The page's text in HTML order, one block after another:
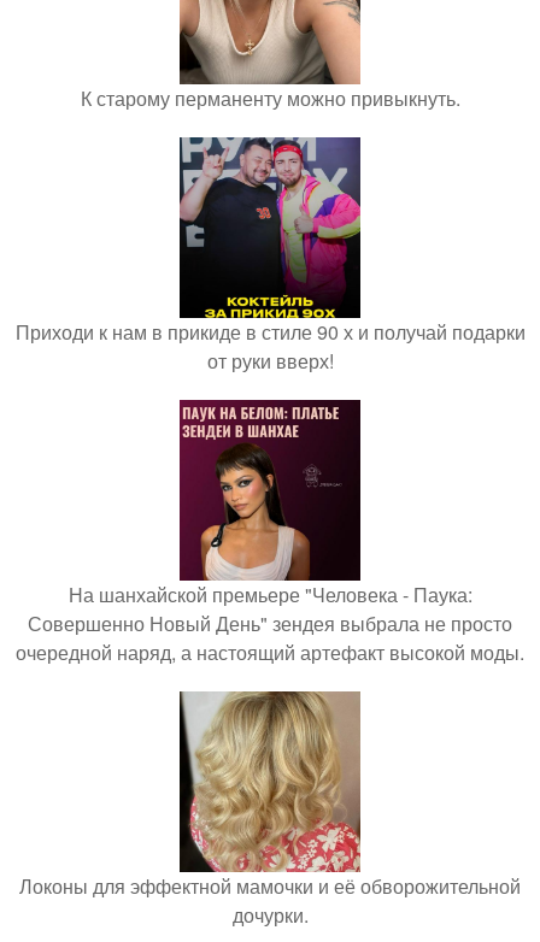
К старому перманенту можно привыкнуть.
Приходи к нам в прикиде в стиле 90 х и получай подарки
от руки вверх!
На шанхайской премьере "Человека - Паука:
Совершенно Новый День" зендея выбрала не просто
очередной наряд, а настоящий артефакт высокой моды.
Локоны для эффектной мамочки и её обворожительной
дочурки.